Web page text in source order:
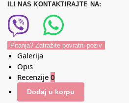
ILI NAS KONTAKTIRAJTE NA:
Pitanja? Zatražite povratni poziv
Galerija
Opis
Recenzije 0
Dodaj u korpu